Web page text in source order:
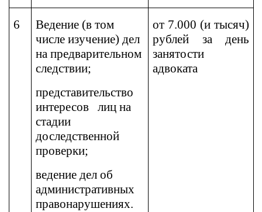
6
Ведение (в том
числе изучение) дел
на предварительном
следствии;
представительство
интересов лиц на
стадии
доследственной
проверки;
ведение дел об
административных
правонарушениях.
от 7.000 (и тысяч)
рублей
за день
занятости
адвоката